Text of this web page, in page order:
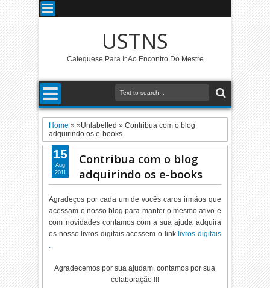
USTNS
Catequese Para Ir Ao Encontro Do Mestre
Home » »Unlabelled »Contribua com o blog
adquirindo os e-books
Contribua com o blog
adquirindo os e-books
Agradeços por cada um de vocês caros irmãos que
acessam o nosso blog para manter o mesmo ativo e
com novidades contamos com a sua ajuda adquira
os nosso livros digitais acessem o link livros digitais
.
Agradecemos por sua ajudam, contamos por sua
colaboração !!!
15
Aug
2011